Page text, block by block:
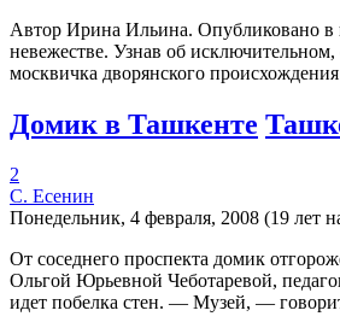
Автор Ирина Ильина. Опубликовано в
невежестве. Узнав об
москвичка дворянского
Домик в Ташкенте
2
С. Есенин
Понедельник, 4 февраля, 2008 (19 лет
От соседнего проспекта домик
Ольгой Юрьевной Чеботаревой,
идет побелка стен. — Музей, —